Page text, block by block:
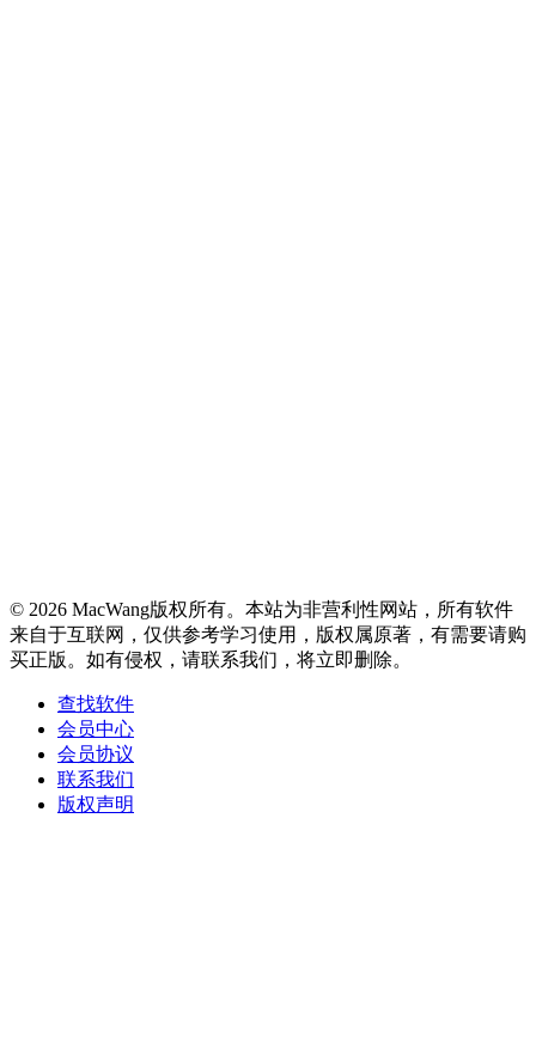
© 2026 MacWang版权所有。本站为非营利性网站，所有软件
来自于互联网，仅供参考学习使用，版权属原著，有需要请购
买正版。如有侵权，请联系我们，将立即删除。
查找软件
会员中心
会员协议
联系我们
版权声明